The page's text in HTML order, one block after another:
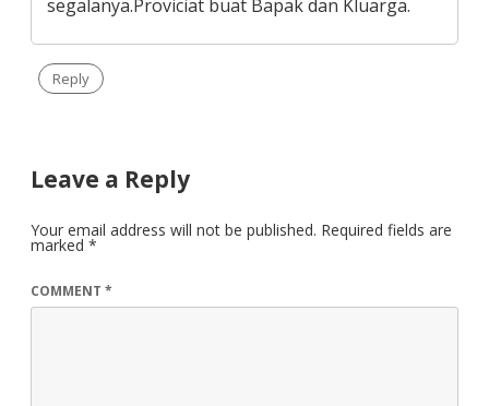
segalanya.Proviciat buat Bapak dan Kluarga.
Reply
Leave a Reply
Your email address will not be published. Required fields are
marked *
COMMENT *